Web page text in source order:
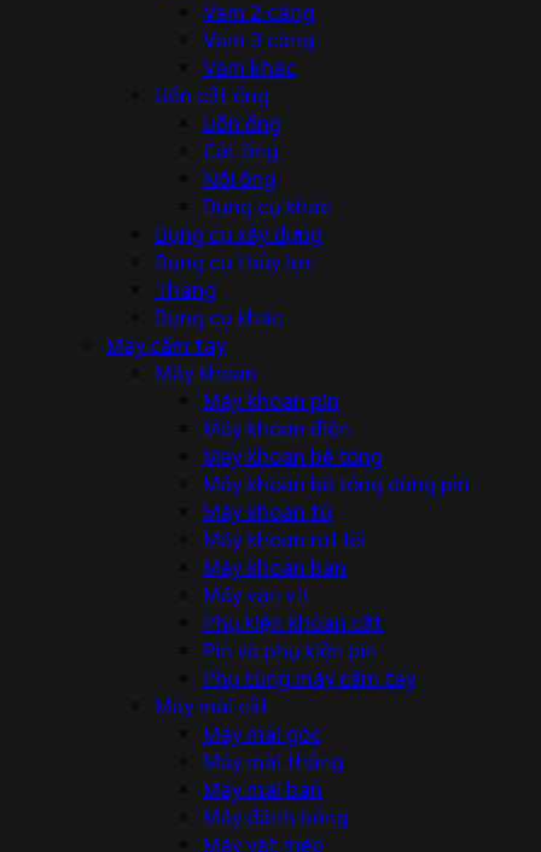
Vam 2 càng
Vam 3 càng
Vam khác
Uốn cắt ống
Uốn ống
Cắt ống
Nối ống
Dụng cụ khác
Dụng cụ xây dựng
Dụng cụ thủy lực
Thang
Dụng cụ khác
Máy cầm tay
Máy khoan
Máy khoan pin
Máy khoan điện
Máy khoan bê tông
Máy khoan bê tông dùng pin
Máy khoan từ
Máy khoan rút lõi
Máy khoan bàn
Máy vặn vít
Phụ kiện khoan cắt
Pin và phụ kiện pin
Phụ tùng máy cầm tay
Máy mài cắt
Máy mài góc
Máy mài thẳng
Máy mài bàn
Máy đánh bóng
Máy vát mép